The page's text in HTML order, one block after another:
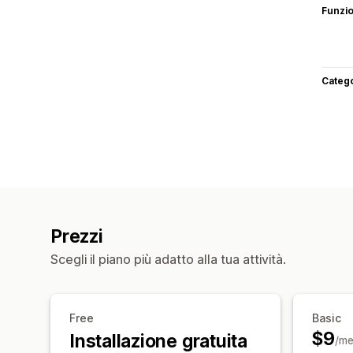
Prezzi
Scegli il piano più adatto alla tua attività.
Free
Installazione gratuita
Basic
$9/